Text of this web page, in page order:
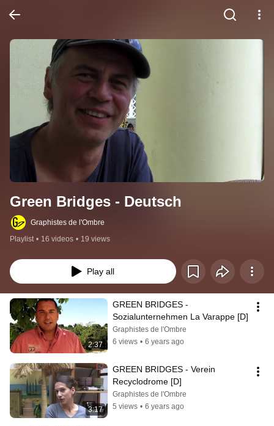
Green Bridges - Deutsch
Graphistes de l'Ombre
Playlist • 16 videos • 19 views
Play all
2:37
GREEN BRIDGES -
Sozialunternehmen La Varappe [D]
Graphistes de l'Ombre
6 views • 6 years ago
3:17
GREEN BRIDGES - Verein
Recyclodrome [D]
Graphistes de l'Ombre
5 views • 6 years ago